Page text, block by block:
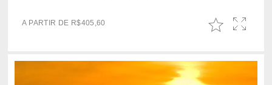
A PARTIR DE R$405,60